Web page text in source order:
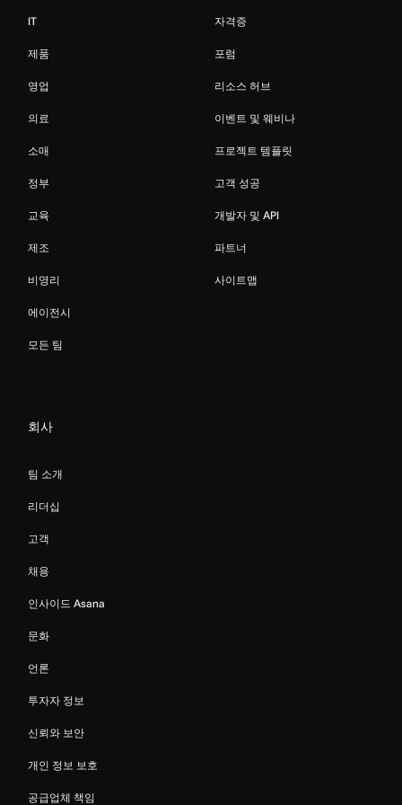
IT
제품
영업
의료
소매
정부
교육
제조
비영리
에이전시
모든 팀
자격증
포럼
리소스 허브
이벤트 및 웨비나
프로젝트 템플릿
고객 성공
개발자 및 API
파트너
사이트맵
회사
팀 소개
리더십
고객
채용
인사이드 Asana
문화
언론
투자자 정보
신뢰와 보안
개인 정보 보호
공급업체 책임